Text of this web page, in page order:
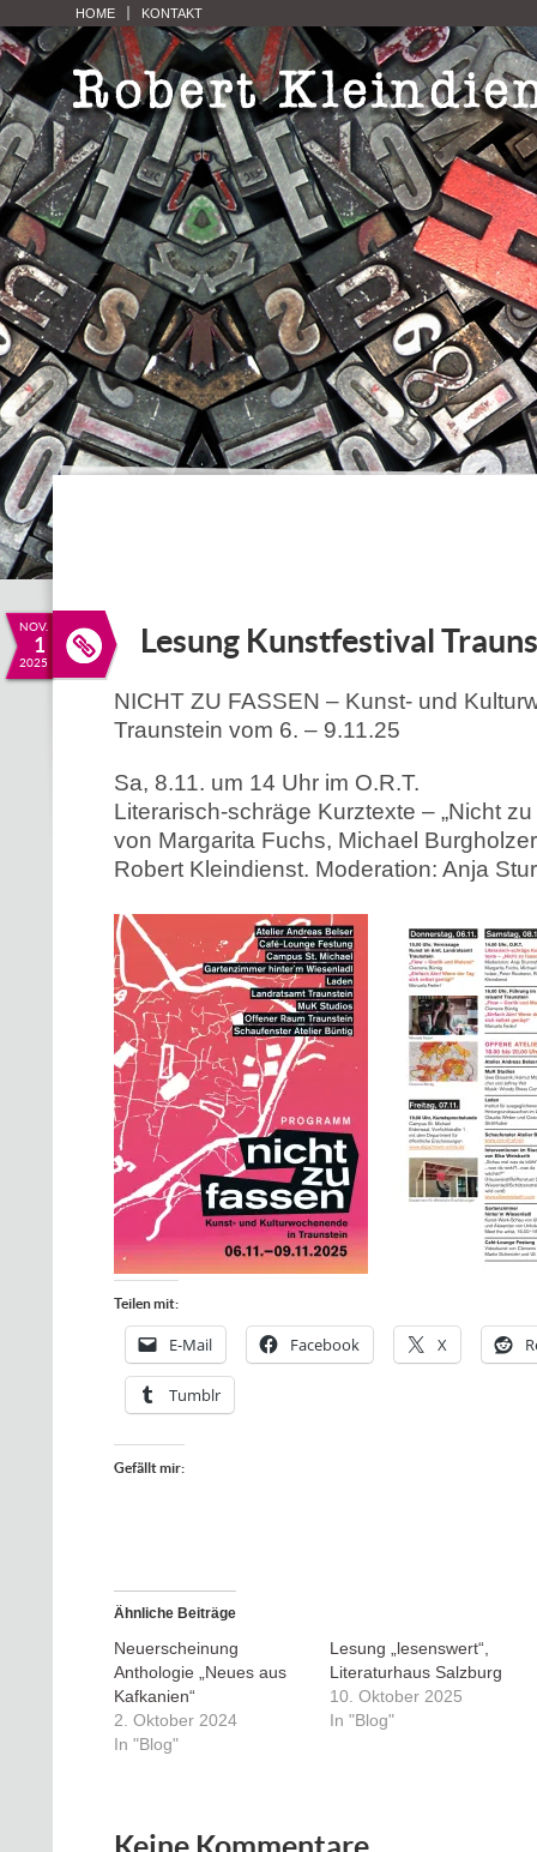
HOME KONTAKT
NOV.
1
2025
Lesung Kunstfestival
NICHT ZU FASSEN – Kunst- und
Traunstein vom 6. – 9.11.25
Sa, 8.11. um 14 Uhr im O.R.T.
Literarisch-schräge Kurztexte – „Nicht
von Margarita Fuchs, Michael
Robert Kleindienst. Moderation: Anja
Teilen mit:
E-Mail Facebook X
Tumblr
Gefällt mir:
Ähnliche Beiträge
Neuerscheinung
Anthologie „Neues aus
Kafkanien“
2. Oktober 2024
In "Blog"
Lesung „lesenswert“,
Literaturhaus Salzburg
10. Oktober 2025
In "Blog"